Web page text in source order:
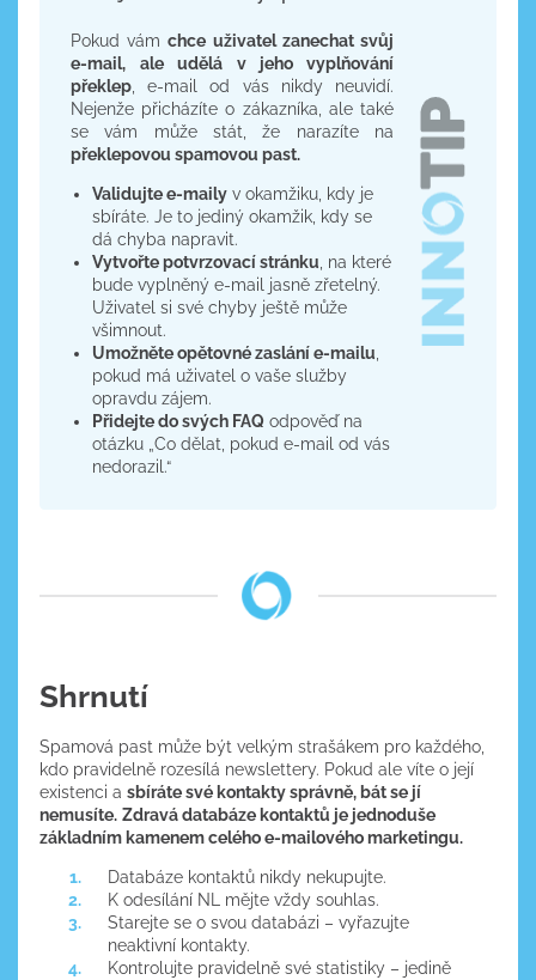
Pokud vámchce uživatel zanechat svůj
e-mail,
ale udělá v jeho vyplňování
překlep, e-mail od vás nikdy neuvidí.
Nejenže přicházíte o zákazníka, ale také
se vám může stát, že narazíte na
překlepovou spamovou past.
Validujte e-mailyv okamžiku, kdy je
sbíráte. Je to jediný okamžik, kdy se
dá chyba napravit.
Vytvořte potvrzovací stránku , na které
bude vyplněný e-mail jasně zřetelný.
Uživatel si své chyby ještě může
všimnout.
Umožněte opětovné zaslání e-mailu
pokud má uživatel o vaše služby
opravdu zájem.
Přidejte do svých FAQ odpověď na
otázku „Co dělat, pokud e-mail od vás
nedorazil.“
Shrnutí
Spamová past může být velkým strašákem pro každého,
kdo pravidelně rozesílá newslettery. Pokud ale víte o její
existenci a sbíráte své kontakty správně, bát se jí
nemusíte. Zdravá databáze kontaktů je jednoduše
základním kamenem celého e-mailového marketingu.
Databáze kontaktů nikdy nekupujte.
K odesílání NL mějte vždy souhlas.
Starejte se o svou databázi – vyřazujte
neaktivní kontakty.
Kontrolujte pravidelně své statistiky – jedině